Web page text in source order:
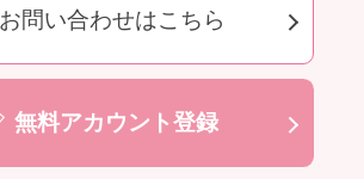
お問い合わせはこちら
無料アカウント登録